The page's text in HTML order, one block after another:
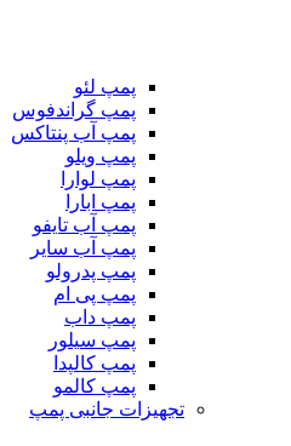
پمپ لئو
پمپ گراندفوس
پمپ آب پنتاکس
پمپ ویلو
پمپ لوارا
پمپ ابارا
پمپ آب تایفو
پمپ آب سایر
پمپ پدرولو
پمپ پی ام
پمپ داب
پمپ سیلور
پمپ کالپدا
پمپ کالمو
تجهیزات جانبی پمپ